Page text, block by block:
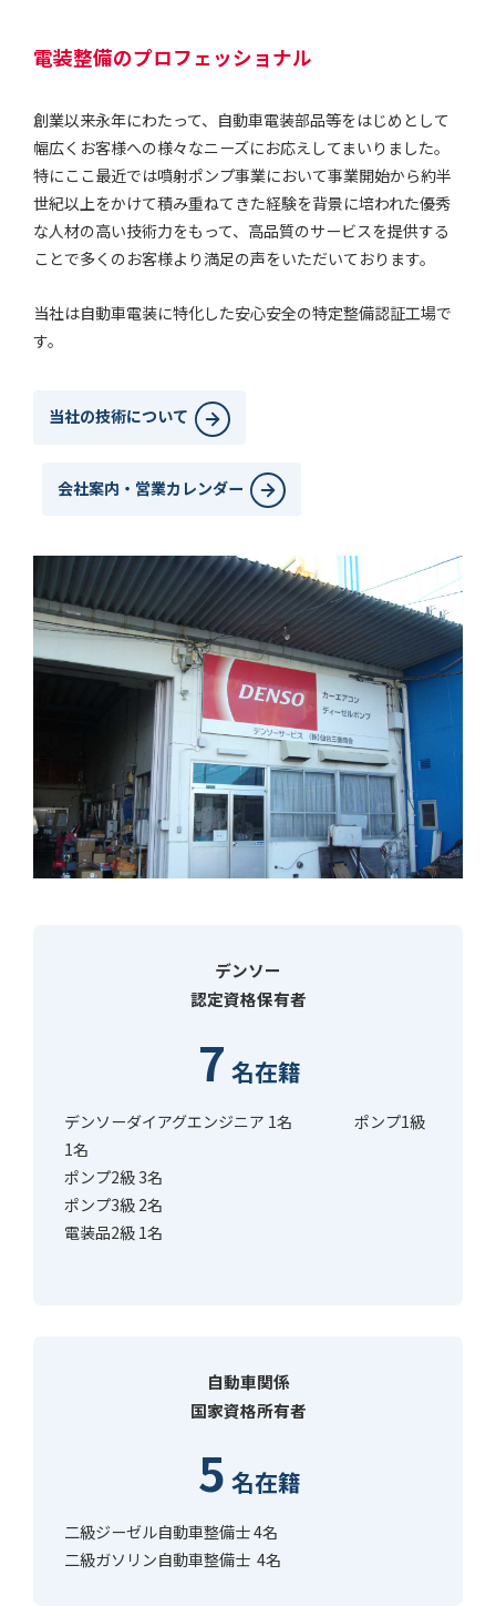
電装整備のプロフェッショナル
創業以来永年にわたって、自動車電装部品等をはじめとして
幅広くお客様への様々なニーズにお応えしてまいりました。
特にここ最近では噴射ポンプ事業において事業開始から約半
世紀以上をかけて積み重ねてきた経験を背景に培われた優秀
な人材の高い技術力をもって、高品質のサービスを提供する
ことで多くのお客様より満足の声をいただいております。
当社は自動車電装に特化した安心安全の特定整備認証工場で
す。
当社の技術について
会社案内・営業カレンダー
デンソー
認定資格保有者
7 名在籍
デンソーダイアグエンジニア 1名 ポンプ1級
1名
ポンプ2級 3名
ポンプ3級 2名
電装品2級 1名
自動車関係
国家資格所有者
5 名在籍
二級ジーゼル自動車整備士 4名
二級ガソリン自動車整備士 4名